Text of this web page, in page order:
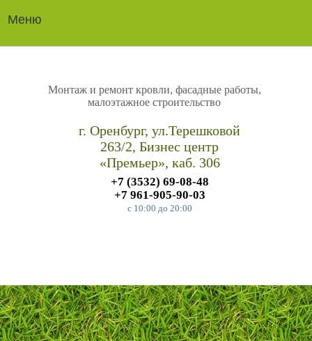
Монтаж и ремонт кровли, фасадные работы,
малоэтажное строительство
г. Оренбург, ул.Терешковой
263/2, Бизнес центр
«Премьер», каб. 306
+7 (3532) 69-08-48
+7 961-905-90-03
c 10:00 до 20:00
Меню